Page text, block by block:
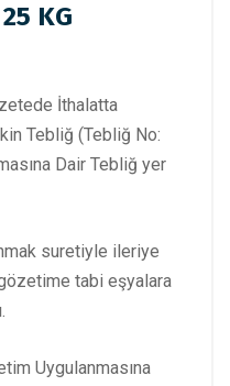
KG
İthalatta
Tebliğ (Tebliğ No:
Dair Tebliğ yer
suretiyle ileriye
tabi eşyalara
Uygulanmasına